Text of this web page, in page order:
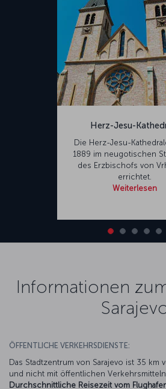
Herz-Jesu-
Die Herz-Jesu-
1889 im neugotischen
des Erzbischofs von
errichtet.
Weiterlesen
Informationen
ÖFFENTLICHE VERKEHRSDIENSTE:
Das Stadtzentrum von Sarajevo ist 35 km
und nicht mit öffentlichen Verkehrsmitteln
Durchschnittliche Reisezeit vom